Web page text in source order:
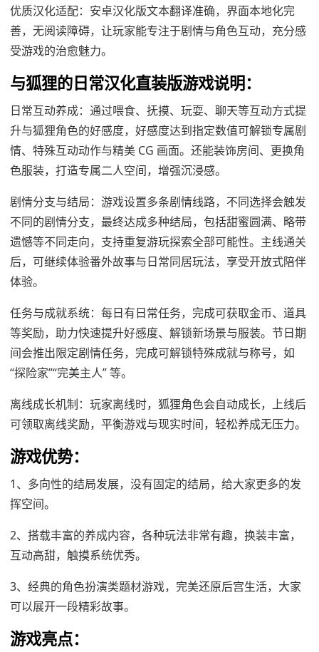
优质汉化适配：安卓汉化版文本翻译准确，界面本地化完
善，无阅读障碍，让玩家能专注于剧情与角色互动，充分感
受游戏的治愈魅力。
与狐狸的日常汉化直装版游戏说明：
日常互动养成：通过喂食、抚摸、玩耍、聊天等互动方式提
升与狐狸角色的好感度，好感度达到指定数值可解锁专属剧
情、特殊互动动作与精美 CG 画面。还能装饰房间、更换角
色服装，打造专属二人空间，增强沉浸感。
剧情分支与结局：游戏设置多条剧情线路，不同选择会触发
不同的剧情分支，最终达成多种结局，包括甜蜜圆满、略带
遗憾等不同走向，支持重复游玩探索全部可能性。主线通关
后，可继续体验番外故事与日常同居玩法，享受开放式陪伴
体验。
任务与成就系统：每日有日常任务，完成可获取金币、道具
等奖励，助力快速提升好感度、解锁新场景与服装。节日期
间会推出限定剧情任务，完成可解锁特殊成就与称号，如
“探险家”“完美主人” 等。
离线成长机制：玩家离线时，狐狸角色会自动成长，上线后
可领取离线奖励，平衡游戏与现实时间，轻松养成无压力。
游戏优势：
1、多向性的结局发展，没有固定的结局，给大家更多的发
挥空间。
2、搭载丰富的养成内容，各种玩法非常有趣，换装丰富，
互动高甜，触摸系统优秀。
3、经典的角色扮演类题材游戏，完美还原后宫生活，大家
可以展开一段精彩故事。
游戏亮点：